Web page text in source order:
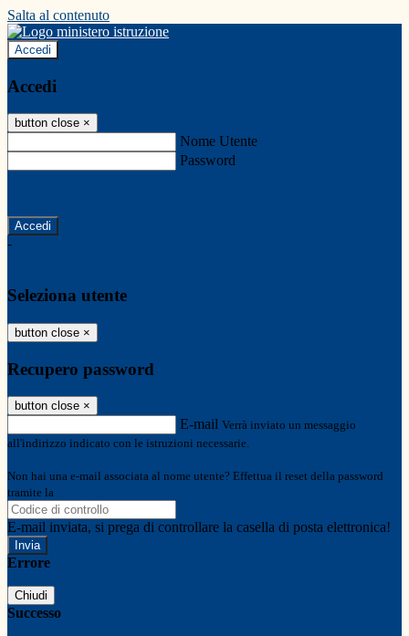
Salta al contenuto
Accedi
Accedi
button close ×
Nome Utente
Password
-
Seleziona utente
button close ×
Recupero password
button close ×
E-mail Verrà inviato un messaggio
all'indirizzo indicato con le istruzioni necessarie.
Non hai una e-mail associata al nome utente? Effettua il reset della password
tramite la
E-mail inviata, si prega di controllare la casella di posta elettronica!
Errore
Chiudi
Successo